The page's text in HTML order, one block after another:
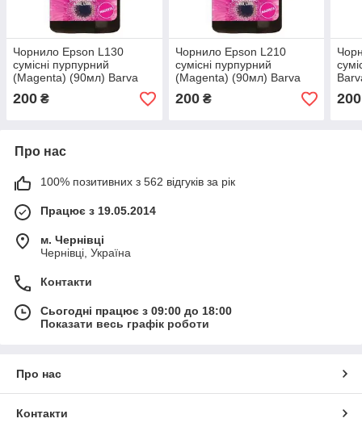
Чорнило Epson L130
сумісні пурпурний
(Magenta) (90мл) Barva
200 ₴
Чорнило Epson L210
сумісні пурпурний
(Magenta) (90мл) Barva
200₴ 200
Про нас
100% позитивних з 562 відгуків за рік
Працює з 19.05.2014
м. Чернівці
Чернівці, Україна
Контакти
Сьогодні працює з 09:00 до 18:00
Показати весь графік роботи
Про нас
Контакти